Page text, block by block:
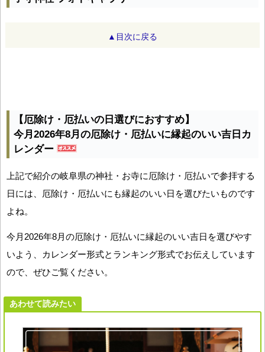
▲目次に戻る
【厄除け・厄払いの日選びにおすすめ】
今月2026年8月の厄除け・厄払いに縁起のいい吉日カ
レンダー
上記で紹介の岐阜県の神社・お寺に厄除け・厄払いで参拝する
日には、厄除け・厄払いにも縁起のいい日を選びたいものです
よね。
今月2026年8月の厄除け・厄払いに縁起のいい吉日を選びやす
いよう、カレンダー形式とランキング形式でお伝えしています
ので、ぜひご覧ください。
あわせて読みたい